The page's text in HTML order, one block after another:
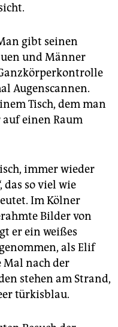
gibt seinen
und Männer
Augenscannen.
Tisch, dem man
einen Raum
immer wieder
das so viel wie
Im Kölner
Bilder von
er ein weißes
als Elif
Mal nach der
stehen am Strand,
türkisblau.